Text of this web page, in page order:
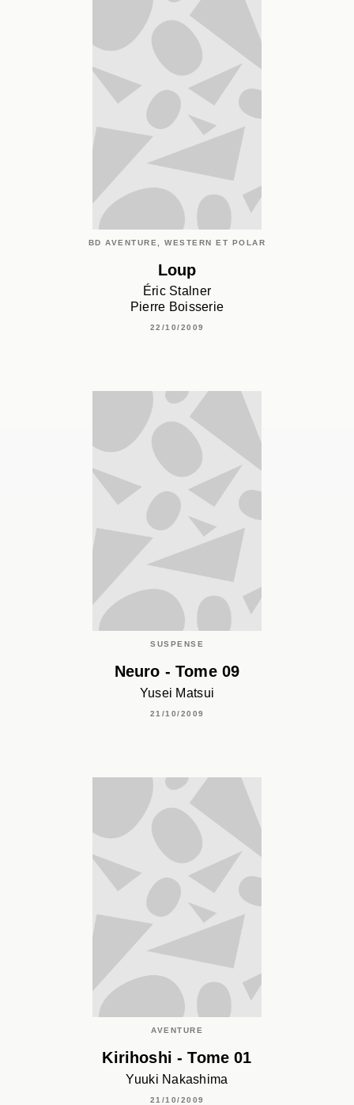
BD AVENTURE, WESTERN ET POLAR
Loup
Éric Stalner
Pierre Boisserie
22/10/2009
SUSPENSE
Neuro - Tome 09
Yusei Matsui
21/10/2009
AVENTURE
Kirihoshi - Tome 01
Yuuki Nakashima
21/10/2009